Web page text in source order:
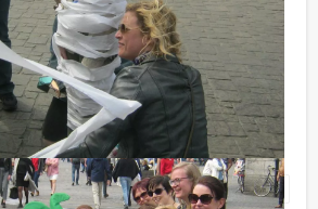
12 personen ‐ 2 uur en 30 minuten
waar u met Get The Picture
gaat genieten van een rijk
- fotospeurtocht. Het is de
Favoriet